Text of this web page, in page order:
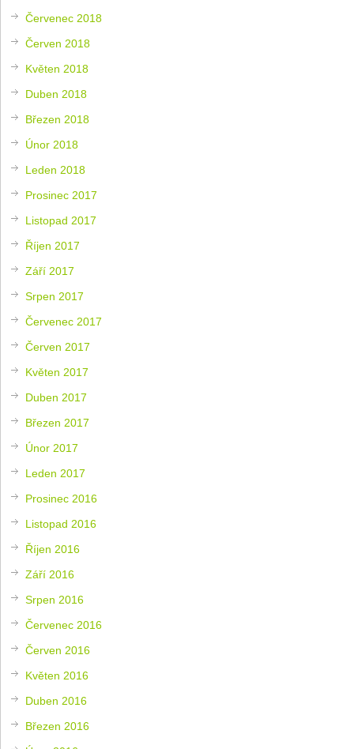
Červenec 2018
Červen 2018
Květen 2018
Duben 2018
Březen 2018
Únor 2018
Leden 2018
Prosinec 2017
Listopad 2017
Říjen 2017
Září 2017
Srpen 2017
Červenec 2017
Červen 2017
Květen 2017
Duben 2017
Březen 2017
Únor 2017
Leden 2017
Prosinec 2016
Listopad 2016
Říjen 2016
Září 2016
Srpen 2016
Červenec 2016
Červen 2016
Květen 2016
Duben 2016
Březen 2016